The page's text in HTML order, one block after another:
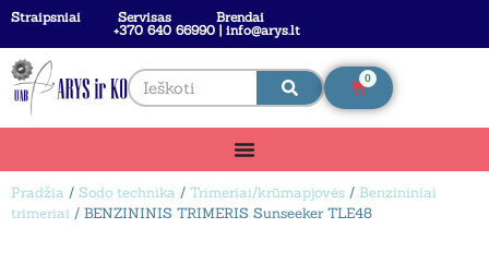
Straipsniai Servisas
Brendai
+370 640 66990 | info@arys.lt
0
Pradžia / Sodo technika / Trimeriai/krūmapjovės / Benzininiai
trimeriai / BENZININIS TRIMERIS Sunseeker TLE48